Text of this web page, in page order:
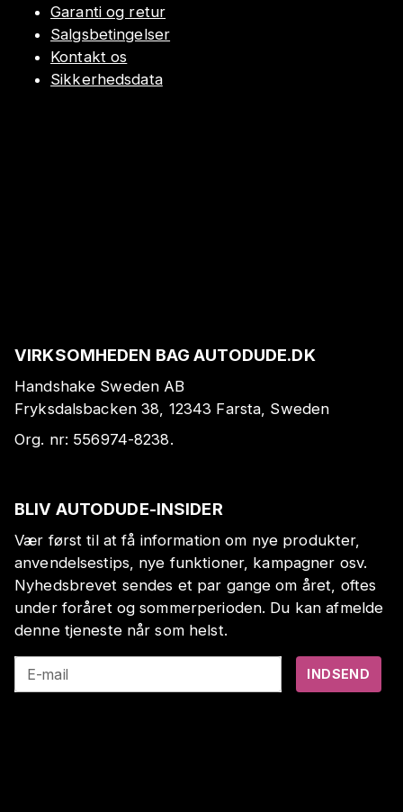
Garanti og retur
Salgsbetingelser
Kontakt os
Sikkerhedsdata
VIRKSOMHEDEN BAG AUTODUDE.DK
Handshake Sweden AB
Fryksdalsbacken 38, 12343 Farsta, Sweden
Org. nr: 556974-8238.
BLIV AUTODUDE-INSIDER
Vær først til at få information om nye produkter,
anvendelsestips, nye funktioner, kampagner osv.
Nyhedsbrevet sendes et par gange om året, oftes
under foråret og sommerperioden. Du kan afmelde
denne tjeneste når som helst.
E-mail INDSEND